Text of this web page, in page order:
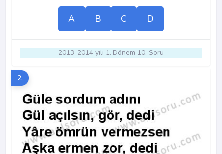
A B C D
2013-2014 yılı 1. Dönem 10. Soru
2.